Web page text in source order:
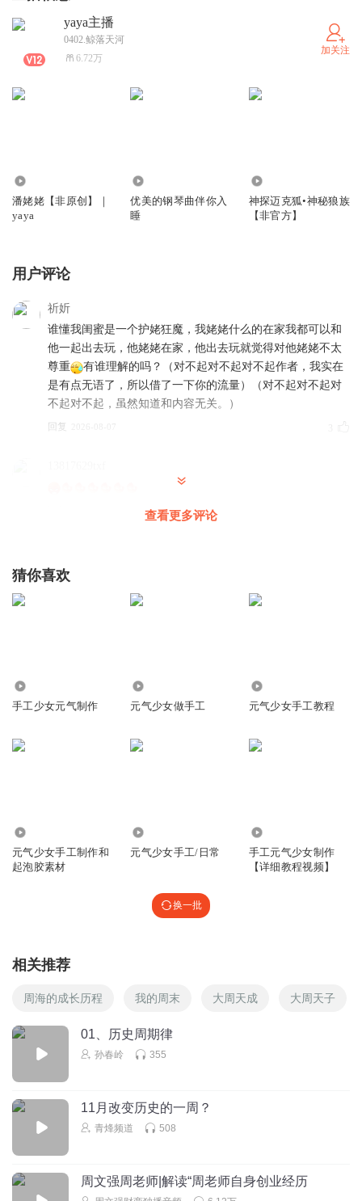
yaya主播
0402.鲸落天河
6.72万
加关注
潘姥姥【非原创】｜
yaya
优美的钢琴曲伴你入
睡
神探迈克狐•神秘狼族
【非官方】
用户评论
祈妡
谁懂我闺蜜是一个护姥狂魔，我姥姥什么的在家我都可以和
他一起出去玩，他姥姥在家，他出去玩就觉得对他姥姥不太
尊重
有谁理解的吗？（对不起对不起对不起作者，我实在
是有点无语了，所以借了一下你的流量）（对不起对不起对
不起对不起，虽然知道和内容无关。）
回复 2026-08-07
好看呀。‼(•'╻'• )꒳ᵒ꒳ (՞⸝⸝o̴̶̷̥᷅ ̫ o̴̶̷̥᷅⸝⸝՞)
漁自愈
能不能看看我的专辑？能不能看看我的专辑？能不能看看我
的专辑？能不能看看我的专辑？能不能看看我的专辑？能不
b
查看更多评论
猜你喜欢
手工少女元气制作 元气少女做手工 元气少女手工教程
元气少女手工制作和
起泡胶素材
元气少女手工/日常
手工元气少女制作
【详细教程视频】
换一批
相关推荐
周海的成长历程 我的周末 大周天成 大周天子
01、历史周期律
孙春岭 355
11月改变历史的一周？
青烽频道 508
周文强周老师|解读“周老师自身创业经历